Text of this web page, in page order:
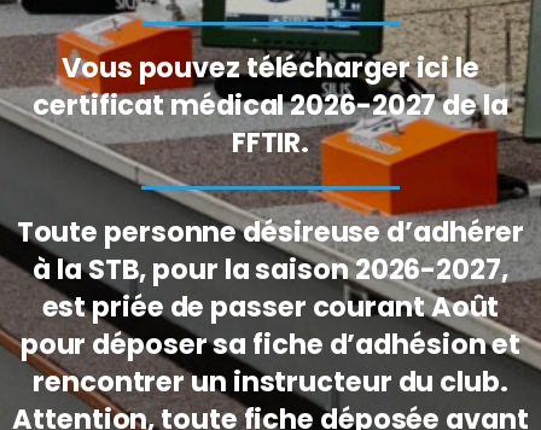
Vous pouvez télécharger ici le
certificat médical 2026-2027 de la
FFTIR.
Toute personne désireuse d’adhérer
à la STB, pour la saison 2026-2027,
est priée de passer courant Août
pour déposer sa fiche d’adhésion et
rencontrer un instructeur du club.
Attention, toute fiche déposée avant